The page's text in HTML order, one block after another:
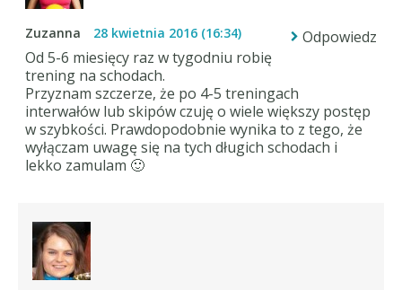
Zuzanna 28 kwietnia 2016 (16:34)
Odpowiedz
Od 5-6 miesięcy raz w tygodniu robię
trening na schodach.
Przyznam szczerze, że po 4-5 treningach
interwałów lub skipów czuję o wiele większy postęp
w szybkości. Prawdopodobnie wynika to z tego, że
wyłączam uwagę się na tych długich schodach i
lekko zamulam 🙂